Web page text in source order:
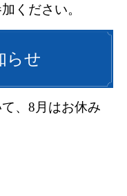
ください。
らせ
、8月はお休み